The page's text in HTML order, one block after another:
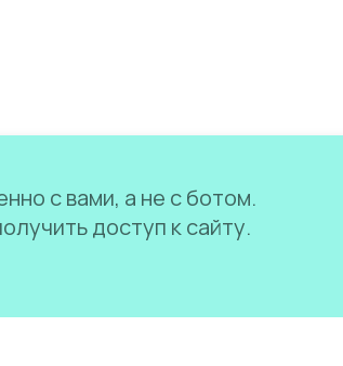
с вами, а не с ботом.
доступ к сайту.